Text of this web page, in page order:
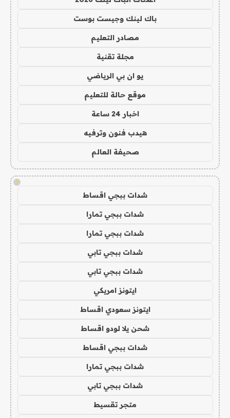
باك لينك وجيست بوست
مصادر التعليم
مجلة تقنية
يو ان بي الرياضي
موقع حالة للتعليم
اخبار 24 ساعة
هيدب فنون وترفيه
صحيفة العالم
!
شدات ببجي اقساط
شدات ببجي تمارا
شدات ببجي تمارا
شدات ببجي تابي
شدات ببجي تابي
ايتونز امريكي
ايتونز سعودي اقساط
شحن يلا لودو اقساط
شدات ببجي اقساط
شدات ببجي تمارا
شدات ببجي تابي
متجر تقسيط